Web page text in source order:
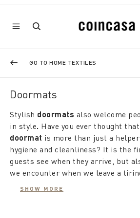
GO TO HOME TEXTILES
Doormats
Stylish doormats also welcome
in style. Have you ever thought
doormat is more than just a
hygiene and cleanliness? It is the
guests see when they arrive, but
we encounter when we leave a
want to feel 'welcome back'. That
SHOW MORE